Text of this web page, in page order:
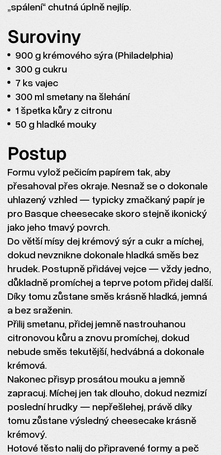
„spálení“ chutná úplně nejlíp.
Suroviny
900 g krémového sýra (Philadelphia)
300 g cukru
7 ks vajec
300 ml smetany na šlehání
1 špetka kůry z citronu
50 g hladké mouky
Postup
Formu vylož pečicím papírem tak, aby
přesahoval přes okraje. Nesnaž se o dokonale
uhlazený vzhled — typicky zmačkaný papír je
pro Basque cheesecake skoro stejně ikonický
jako jeho tmavý povrch.
Do větší mísy dej krémový sýr a cukr a míchej,
dokud nevznikne dokonale hladká směs bez
hrudek. Postupně přidávej vejce — vždy jedno,
důkladně promíchej a teprve potom přidej další.
Díky tomu zůstane směs krásně hladká, jemná
a bez sraženin.
Přilij smetanu, přidej jemně nastrouhanou
citronovou kůru a znovu promíchej, dokud
nebude směs tekutější, hedvábná a dokonale
krémová.
Nakonec přisyp prosátou mouku a jemně
zapracuj. Míchej jen tak dlouho, dokud nezmizí
poslední hrudky — nepřešlehej, právě díky
tomu zůstane výsledný cheesecake krásně
krémový.
Hotové těsto nalij do připravené formy a peč